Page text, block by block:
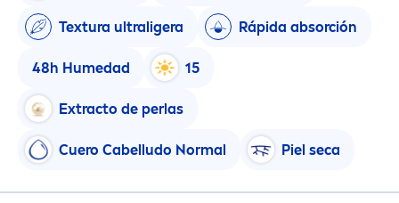
Textura ultraligera Rápida absorción
48h Humedad 15
Extracto de perlas
Cuero Cabelludo Normal Piel seca